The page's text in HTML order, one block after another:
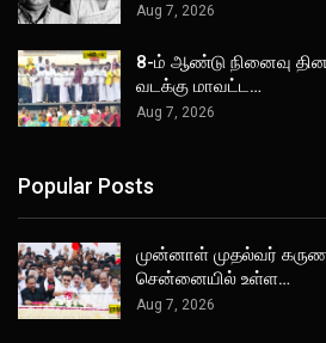
Aug 7, 2026
8-ம் ஆண்டு நினைவு
வடக்கு மாவட்ட…
Aug 7, 2026
Popular Posts
முன்னாள் முதல்வர்
சென்னையில் உள்ள…
Aug 7, 2026